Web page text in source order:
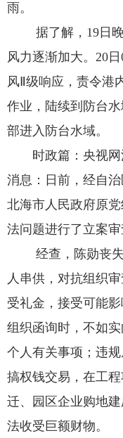
雨。
据了解，19日晚
风力逐渐加大。20
风Ⅱ级响应，责令港
作业，陆续到防台
部进入防台水域。
时政篇：央视网
消息：日前，经自
北海市人民政府原
法问题进行了立案审
经查，陈勋丧失
人串供，对抗组织
受礼金，接受可能
组织函询时，不如
个人有关事项；违
搞权钱交易，在工
迁、园区企业购地
法收受巨额财物。